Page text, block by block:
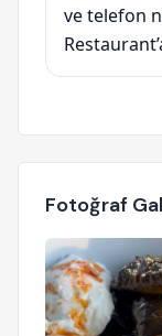
ve telefon
Fotoğraf